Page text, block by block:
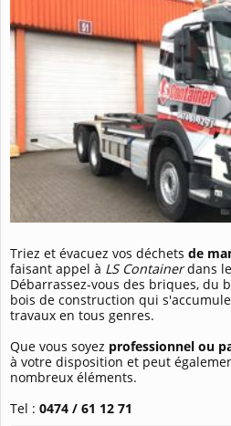
Triez et évacuez vos déchets de
faisant appel à LS Containerdans
Débarrassez-vous des briques, du
bois de construction qui
travaux en tous genres.
Que vous soyez professionnel ou
à votre disposition et peut
nombreux éléments.
Tel : 0474 / 61 12 71